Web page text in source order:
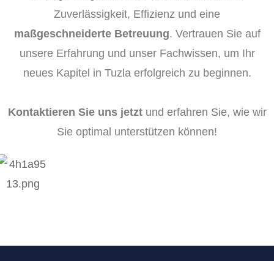
Zuverlässigkeit, Effizienz und eine
maßgeschneiderte Betreuung. Vertrauen Sie auf
unsere Erfahrung und unser Fachwissen, um Ihr
neues Kapitel in Tuzla erfolgreich zu beginnen.
Kontaktieren Sie uns jetztund erfahren Sie, wie wir
Sie optimal unterstützen können!